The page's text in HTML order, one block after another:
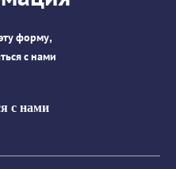
форму,
с нами
с нами